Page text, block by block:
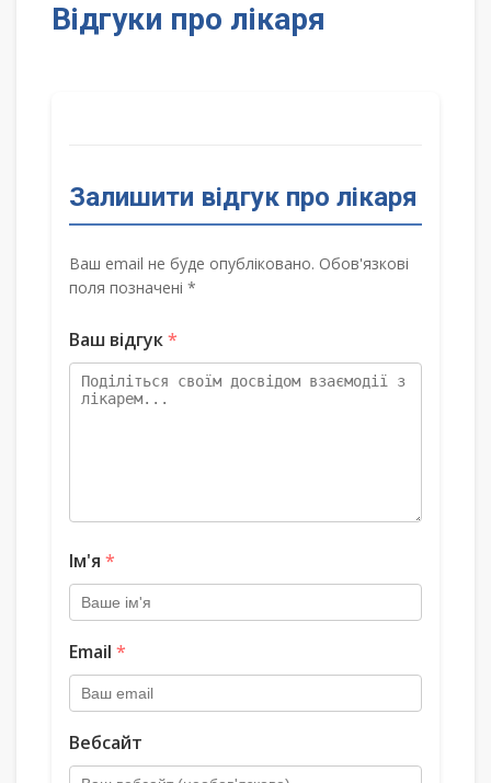
Відгуки про лікаря
Залишити відгук про лікаря
Ваш email не буде опубліковано. Обов'язкові
поля позначені *
Ваш відгук*
Ім'я *
Email *
Вебсайт